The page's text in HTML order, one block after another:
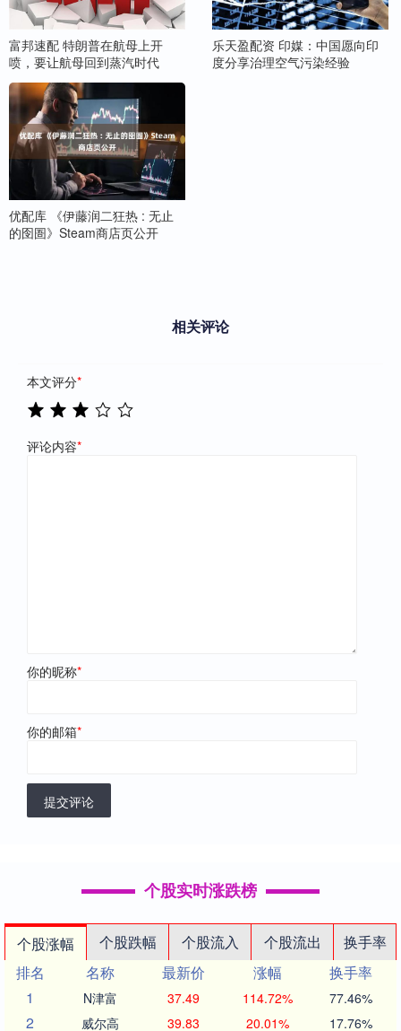
富邦速配 特朗普在航母上开
喷，要让航母回到蒸汽时代
乐天盈配资 印媒：中国愿向印
度分享治理空气污染经验
优配库 《伊藤润二狂热 : 无止
的囹圄》Steam商店页公开
相关评论
本文评分*
评论内容*
你的昵称*
你的邮箱*
提交评论
个股实时涨跌榜
个股涨幅 个股跌幅 个股流入 个股流出
换手率
排名
名称 最新价 涨幅
换手率
1
N津富 37.49 114.72% 77.46%
2 威尔高 39.83 20.01% 17.76%